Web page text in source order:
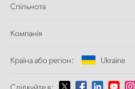
Відеомікшери ATEM
Дискові рекордери
та відтворення
Перетворення форматів
Центр підтримки
Спільнота
Компанія
Про нас
Країна або регіон: Ukraine
Виберіть вашу країну або регіон